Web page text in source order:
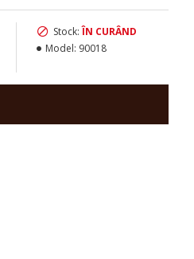
Stock: ÎN CURÂND
Model: 90018